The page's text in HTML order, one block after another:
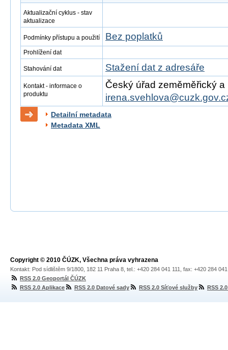
Aktualizační cyklus - stav
aktualizace
Podmínky přístupu a použití Bez poplatků
Prohlížení dat
Stahování dat Stažení dat z adresáře
Kontakt - informace o
produktu
Český úřad zeměměřický
Detailní metadata
Metadata XML
Copyright © 2010 ČÚZK, Všechna práva vyhrazena
Kontakt: Pod sídlištěm 9/1800, 182 11 Praha 8, tel.: +420 284 041 111, fax: +420 284
RSS 2.0 Geoportál ČÚZK
RSS 2.0 Aplikace
RSS 2.0 Datové sady RSS 2.0 Síťové služby RSS